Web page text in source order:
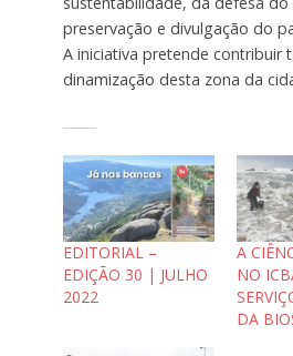
preservação e divulgação do
A iniciativa pretende contribuir
dinamização desta zona da
EDITORIAL –
EDIÇÃO 30 | JULHO
2022
A
NO
DA